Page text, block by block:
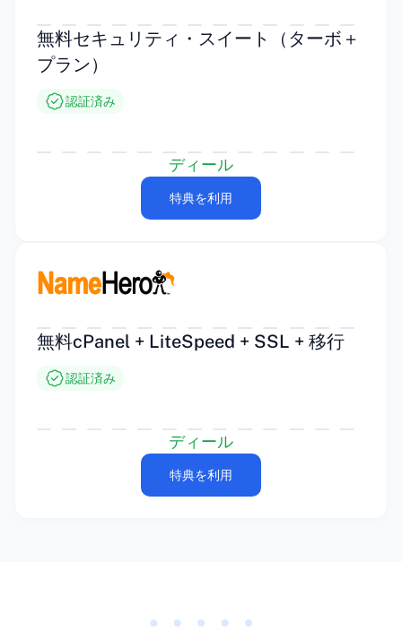
無料セキュリティ・スイート（ターボ＋
プラン）
認証済み
ディール
特典を利用
無料cPanel + LiteSpeed + SSL + 移行
認証済み
ディール
特典を利用